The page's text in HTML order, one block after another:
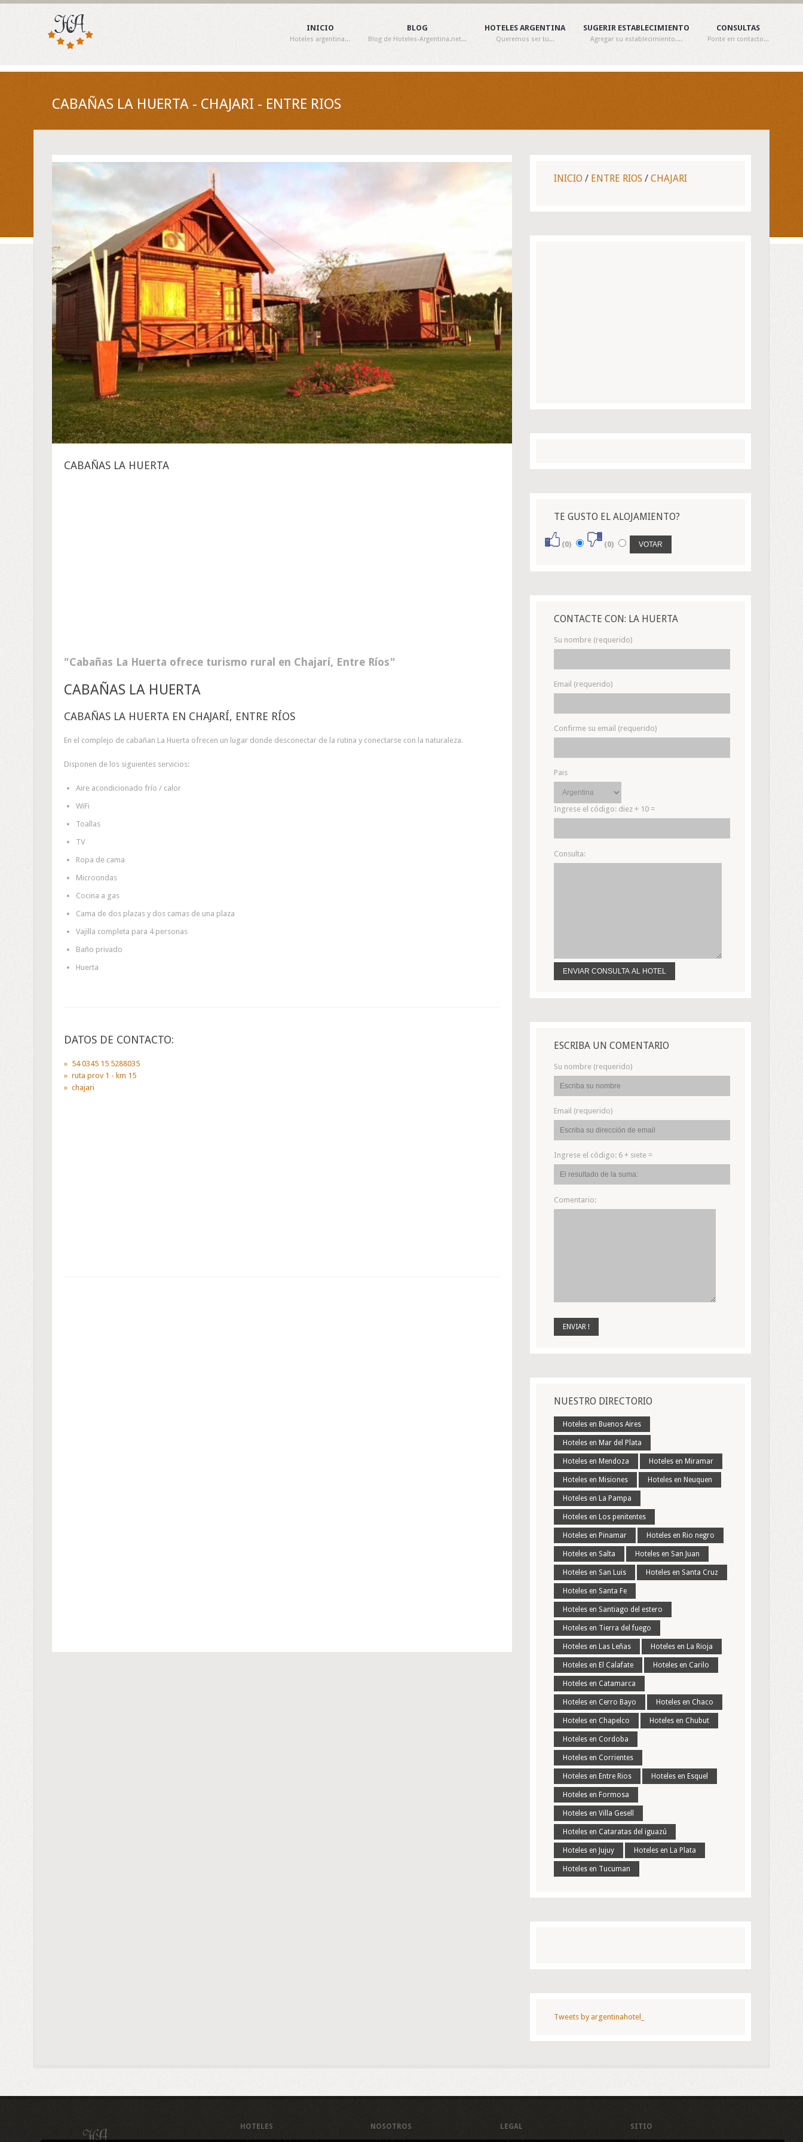
INICIO
Hoteles argentina...
BLOG
Blog de Hoteles-Argentina.net...
HOTELES ARGENTINA
Queremos ser tu...
SUGERIR ESTABLECIMIENTO
Agregar su establecimiento....
CONSULTAS
Ponte en contacto...
CABAÑAS LA HUERTA - CHAJARI - ENTRE RIOS
CABAÑAS LA HUERTA
Cabañas La Huerta ofrece turismo rural en Chajarí, Entre Ríos
CABAÑAS LA HUERTA
CABAÑAS LA HUERTA EN CHAJARÍ, ENTRE RÍOS
En el complejo de cabañan La Huerta ofrecen un lugar donde desconectar de la rutina y conectarse con la naturaleza.
Disponen de los siguientes servicios:
Aire acondicionado frío / calor
WiFi
Toallas
TV
Ropa de cama
Microondas
Cocina a gas
Cama de dos plazas y dos camas de una plaza
Vajilla completa para 4 personas
Baño privado
Huerta
DATOS DE CONTACTO:
54 0345 15 5288035
ruta prov 1 - km 15
chajari
INICIO / ENTRE RIOS / CHAJARI
TE GUSTO EL ALOJAMIENTO?
(0) (0)
CONTACTE CON: LA HUERTA
Su nombre (requerido)
Email (requerido)
Confirme su email (requerido)
Pais
Ingrese el código: diez + 10 =
Consulta:
ESCRIBA UN COMENTARIO
Su nombre (requerido)
Email (requerido)
Ingrese el código: 6 + siete =
Comentario:
NUESTRO DIRECTORIO
Hoteles en Buenos Aires
Hoteles en Mar del Plata
Hoteles en Mendoza Hoteles en Miramar
Hoteles en Misiones Hoteles en Neuquen
Hoteles en La Pampa
Hoteles en Los penitentes
Hoteles en Pinamar Hoteles en Rio negro
Hoteles en Salta Hoteles en San Juan
Hoteles en San Luis Hoteles en Santa Cruz
Hoteles en Santa Fe
Hoteles en Santiago del estero
Hoteles en Tierra del fuego
Hoteles en Las Leñas Hoteles en La Rioja
Hoteles en El Calafate Hoteles en Carilo
Hoteles en Catamarca
Hoteles en Cerro Bayo Hoteles en Chaco
Hoteles en Chapelco Hoteles en Chubut
Hoteles en Cordoba
Hoteles en Corrientes
Hoteles en Entre Rios Hoteles en Esquel
Hoteles en Formosa
Hoteles en Villa Gesell
Hoteles en Cataratas del iguazú
Hoteles en Jujuy Hoteles en La Plata
Hoteles en Tucuman
Tweets by argentinahotel_
HOTELES NOSOTROS LEGAL SITIO